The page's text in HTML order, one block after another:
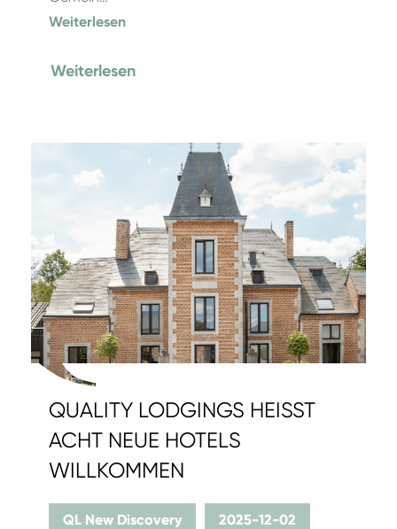
Weiterlesen
Weiterlesen
QUALITY LODGINGS HEISST A
CHT NEUE HOTELS W
ILLKOMMEN
QL New Discovery 2025-12-02